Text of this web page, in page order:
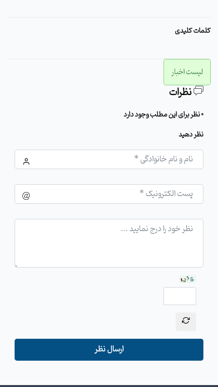
کلمات کلیدی
لیست اخبار
نظرات
0 نظر برای این مطلب وجود دارد
نظر دهید
ارسال نظر